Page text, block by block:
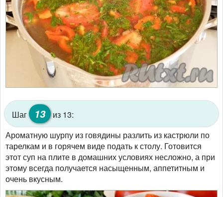
Шаг 13 из 13:
Ароматную шурпу из говядины разлить из кастрюли по
тарелкам и в горячем виде подать к столу. Готовится
этот суп на плите в домашних условиях несложно, а при
этому всегда получается насыщенным, аппетитным и
очень вкусным.